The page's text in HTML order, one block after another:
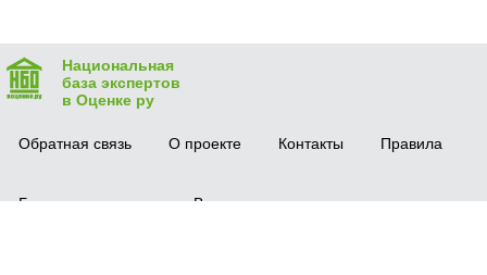
Национальная
база экспертов
в Оценке ру
Обратная связь О проекте Контакты Правила
Безопасная сделка Вопрос-ответ